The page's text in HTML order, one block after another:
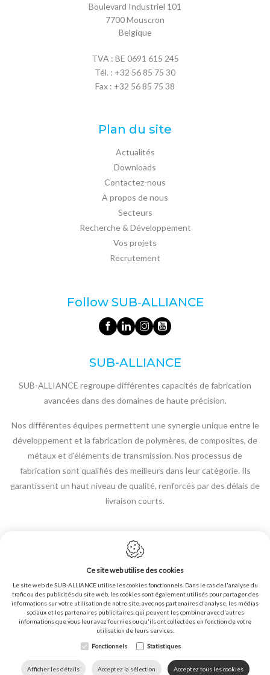
Boulevard Industriel 101
7700Mouscron
Belgique
TVA : BE 0691 615 245
Tél. : +32 56 85 75 30
Fax : +32 56 85 75 38
Plan du site
Actualités
Downloads
Contactez-nous
A propos de nous
Secteurs
Recherche & Développement
Vos projets
Recrutement
Follow SUB‑ALLIANCE
SUB-ALLIANCE
SUB-ALLIANCE regroupe différentes capacités de fabrication
avancées dans des domaines de haute précision.
Nos différentes équipes permettent une synergie unique entre le
développement et la fabrication de polymères, de composites, de
métaux et d'éléments de transmission. Nos processus de
fabrication sont qualifiés des meilleurs dans leur catégorie. Ils
garantissent un haut niveau de qualité, renforcés par des délais de
livraison courts.
Politique en matière de cookies
Politique de confidentialité
Plan du site
Conditions générales de vente
Conception du site web par IDcreation ©2020
Ce site web utilise des cookies
Le site web de SUB-ALLIANCE utilise les cookies fonctionnels. Dans le cas de l'analyse du
trafic ou des publicités du site web, les cookies sont également utilisés pour partager des
informations sur votre utilisation de notre site, avec nos partenaires d'analyse, les médias
sociaux et les partenaires publicitaires, qui peuvent les combiner avec d'autres
informations que vous leur avez fournies ou qu'ils ont collectées en fonction de votre
utilisation de leurs services.
Fonctionnels Statistiques
Afficher les détails Acceptez la sélection Acceptez tous les cookies
DOWNLOADS LANGUE HOME APPELEZ NOUS